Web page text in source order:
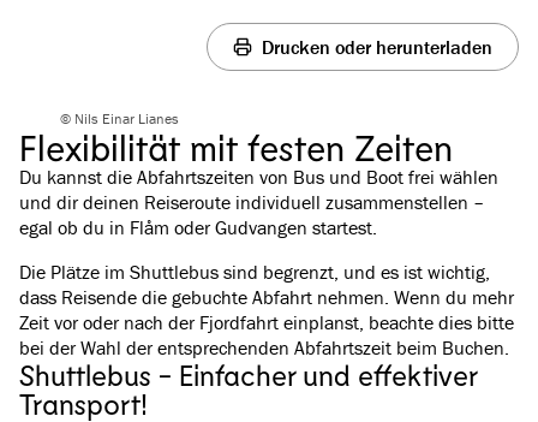
Drucken oder herunterladen
© Nils Einar Lianes
Flexibilität mit festen Zeiten
Du kannst die Abfahrtszeiten von Bus und Boot frei wählen
und dir deinen Reiseroute individuell zusammenstellen –
egal ob du in Flåm oder Gudvangen startest.
Die Plätze im Shuttlebus sind begrenzt, und es ist wichtig,
dass Reisende die gebuchte Abfahrt nehmen. Wenn du mehr
Zeit vor oder nach der Fjordfahrt einplanst, beachte dies bitte
bei der Wahl der entsprechenden Abfahrtszeit beim Buchen.
Shuttlebus - Einfacher und effektiver
Transport!